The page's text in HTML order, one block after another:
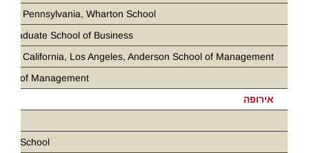
of Pennsylvania, Wharton School
Graduate School of Business
of California, Los Angeles, Anderson School of Management
of Management
אירופה
School